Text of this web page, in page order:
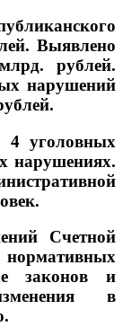
Выявлено
рублей.
нарушений
4 уголовных
нарушениях.
Счетной
законов и
в